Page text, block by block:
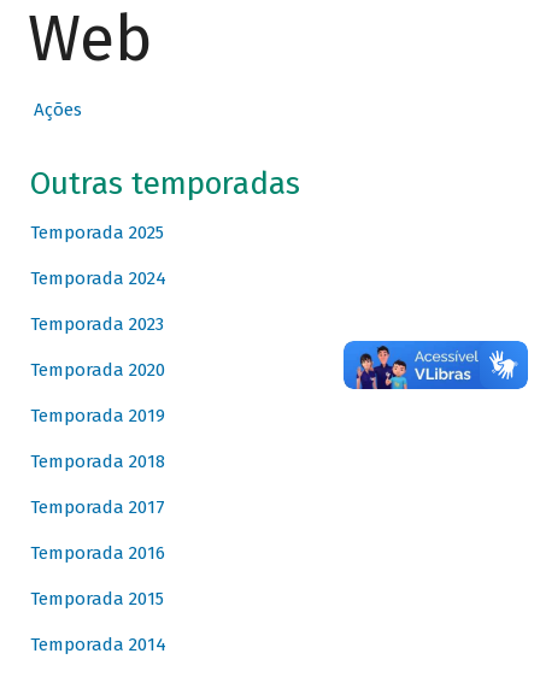
Web
Ações
Outras temporadas
Temporada 2025
Temporada 2024
Temporada 2023
Temporada 2020
Temporada 2019
Temporada 2018
Temporada 2017
Temporada 2016
Temporada 2015
Temporada 2014